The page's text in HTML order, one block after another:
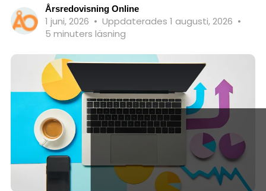
Årsredovisning Online
1 juni, 2026 • Uppdaterades 1 augusti, 2026 •
5 minuters läsning